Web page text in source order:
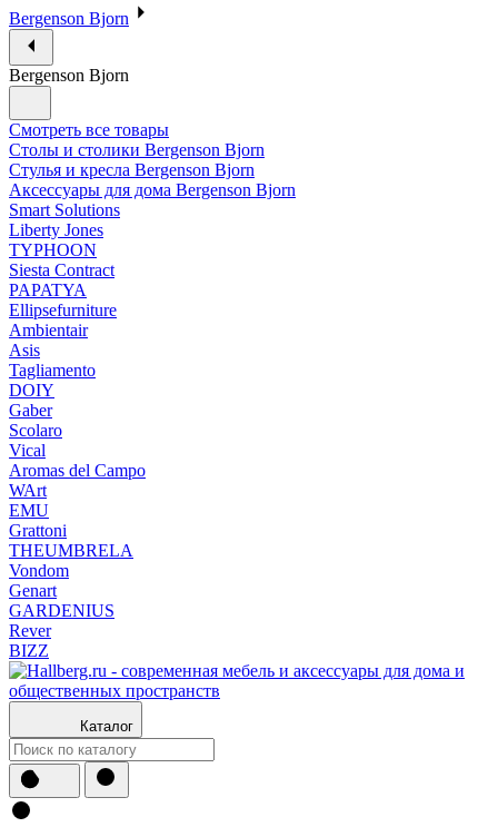
Bergenson Bjorn
Bergenson Bjorn
Смотреть все товары
Столы и столики Bergenson Bjorn
Стулья и кресла Bergenson Bjorn
Аксессуары для дома Bergenson Bjorn
Smart Solutions
Liberty Jones
TYPHOON
Siesta Contract
PAPATYA
Ellipsefurniture
Ambientair
Asis
Tagliamento
DOIY
Gaber
Scolaro
Vical
Aromas del Campo
WArt
EMU
Grattoni
THEUMBRELA
Vondom
Genart
GARDENIUS
Rever
BIZZ
Каталог